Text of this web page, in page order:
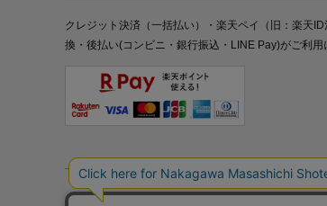
クレジット決済（一括払い）・楽天ペイ（旧：楽天ID
換・後払い(コンビニ・銀行振込・LINE Pay)がご利用